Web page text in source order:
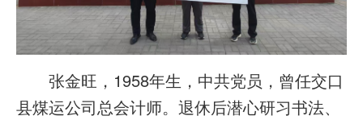
张金旺，1958年生，中共党员，曾任交口
县煤运公司总会计师。退休后潜心研习书法、